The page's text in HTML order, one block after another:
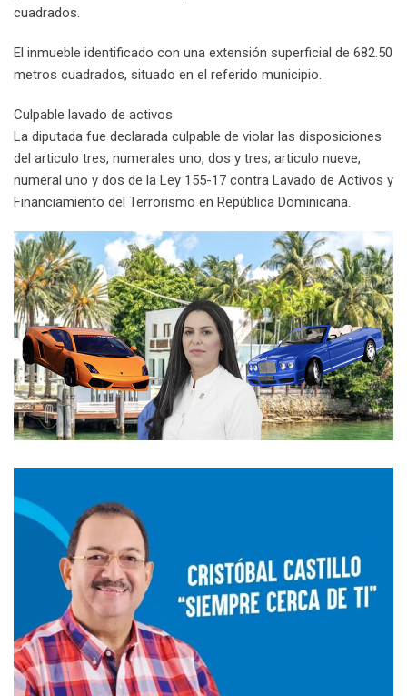
cuadrados.
El inmueble identificado con una extensión superficial de 682.50
metros cuadrados, situado en el referido municipio.
Culpable lavado de activos
La diputada fue declarada culpable de violar las disposiciones
del articulo tres, numerales uno, dos y tres; articulo nueve,
numeral uno y dos de la Ley 155-17 contra Lavado de Activos y
Financiamiento del Terrorismo en República Dominicana.